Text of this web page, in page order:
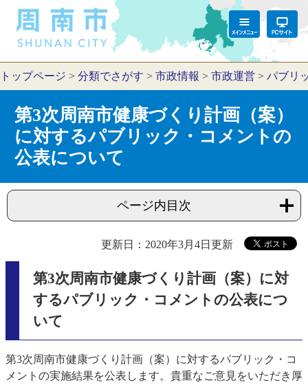
トップページ > 分類でさがす > 市政情報 > 市政運営 > パブリ
第3次周南市健康づくり計画（案）
に対するパブリック・コメントの
公表について
ページ内目次
更新日：2020年3月4日更新
第3次周南市健康づくり計画（案）に対
するパブリック・コメントの公表につ
いて
第3次周南市健康づくり計画（案）に対するパブリック・コ
メントの実施結果を公表します。貴重なご意見をいただき厚